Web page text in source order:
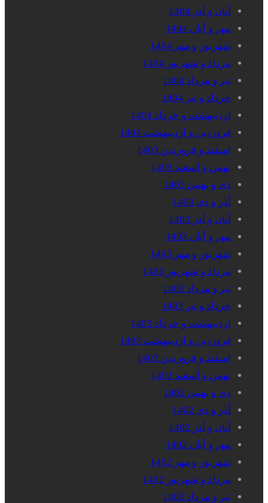
آبان و آذر 1404
مهر و آبان 1404
شهریور و مهر 1404
مرداد و شهریور 1404
تیر و مرداد 1404
خرداد و تیر 1404
اردیبهشت و خرداد 1404
فروردین و اردیبهشت 1404
اسفند و فروردین 1403
بهمن و اسفند 1403
دی و بهمن 1403
آذر و دی 1403
آبان و آذر 1403
مهر و آبان 1403
شهریور و مهر 1403
مرداد و شهریور 1403
تیر و مرداد 1403
خرداد و تیر 1403
اردیبهشت و خرداد 1403
فروردین و اردیبهشت 1403
اسفند و فروردین 1402
بهمن و اسفند 1402
دی و بهمن 1402
آذر و دی 1402
آبان و آذر 1402
مهر و آبان 1402
شهریور و مهر 1402
مرداد و شهریور 1402
تیر و مرداد 1402